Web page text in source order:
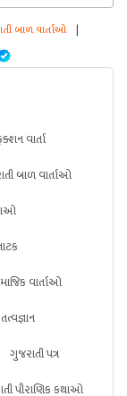
બાળ વાર્તાઓ |
વાર્તા
બાળ વાર્તાઓ
વાર્તાઓ
ગુજરાતી પત્ર
પૌરાણિક કથાઓ